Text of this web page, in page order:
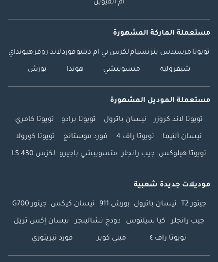
أم القيوين
مستعملة الماركة المشهورة
تويوتا مرسيدس بنزنسياملكزس بي ام دبليوفوردلاند روفرهيونداي
شيفروليه متسوبيشي هوندا بورش
مستعملة الموديل المشهورة
تويوتا لاند كروزر نيسان باترول تويوتا برادو تويوتا كامري
نيسان ألتيما تويوتا راف 4 فورد موستانج تويوتا كورولا
تويوتا هيلوكس جيب رانجلر متسوبيشي باجيرو لكزس LS 430
موديلات جديدة شعبية
جيتور T2 نيسان باترول بورش 911 نيسان كيكس جيتور G700
جيب رانجلر كيا سيلتوس دودج تشالينجر نيسان إكس تريل
تويوتا راف ٤ ميني كوبر فورد تيريتوري